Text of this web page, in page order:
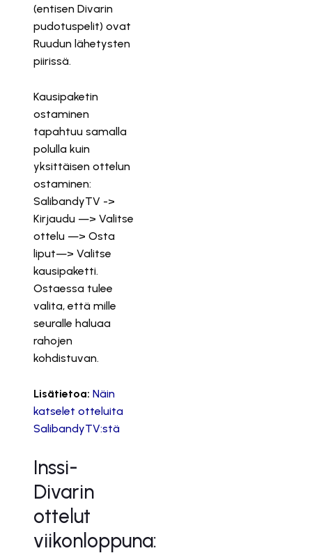
(entisen Divarin
pudotuspelit) ovat
Ruudun lähetysten
piirissä.
Kausipaketin
ostaminen
tapahtuu samalla
polulla kuin
yksittäisen ottelun
ostaminen:
SalibandyTV ->
Kirjaudu —> Valitse
ottelu —> Osta
liput—> Valitse
kausipaketti.
Ostaessa tulee
valita, että mille
seuralle haluaa
rahojen
kohdistuvan.
Lisätietoa: Näin
katselet otteluita
SalibandyTV:stä
Inssi-
Divarin
ottelut
viikonloppuna: